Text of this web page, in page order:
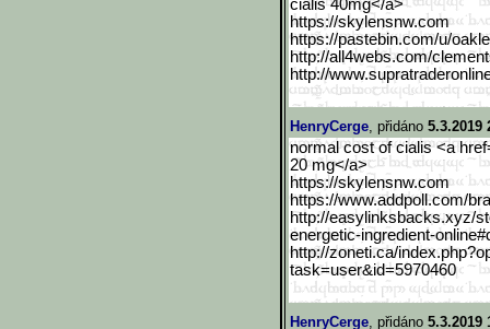
cialis 40mg</a>
https://skylensnw.com
https://pastebin.com/u/oa
http://all4webs.com/cleme
http://www.supratraderonl
HenryCerge, přidáno 5.3.2019
normal cost of cialis <a
20 mg</a>
https://skylensnw.com
https://www.addpoll.com/b
http://easylinksbacks.xyz/
energetic-ingredient-
http://zoneti.ca/index.ph
task=user&id=5970460
HenryCerge, přidáno 5.3.2019